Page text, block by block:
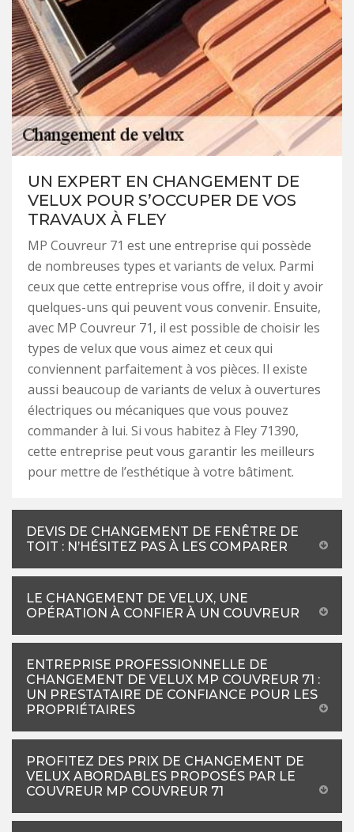
UN EXPERT EN CHANGEMENT DE
VELUX POUR S’OCCUPER DE VOS
TRAVAUX À FLEY
MP Couvreur 71 est une entreprise qui possède
de nombreuses types et variants de velux. Parmi
ceux que cette entreprise vous offre, il doit y avoir
quelques-uns qui peuvent vous convenir. Ensuite,
avec MP Couvreur 71, il est possible de choisir les
types de velux que vous aimez et ceux qui
conviennent parfaitement à vos pièces. Il existe
aussi beaucoup de variants de velux à ouvertures
électriques ou mécaniques que vous pouvez
commander à lui. Si vous habitez à Fley 71390,
cette entreprise peut vous garantir les meilleurs
pour mettre de l’esthétique à votre bâtiment.
DEVIS DE CHANGEMENT DE FENÊTRE DE
TOIT : N’HÉSITEZ PAS À LES COMPARER
LE CHANGEMENT DE VELUX, UNE
OPÉRATION À CONFIER À UN COUVREUR
ENTREPRISE PROFESSIONNELLE DE
CHANGEMENT DE VELUX MP COUVREUR 71 :
UN PRESTATAIRE DE CONFIANCE POUR LES
PROPRIÉTAIRES
PROFITEZ DES PRIX DE CHANGEMENT DE
VELUX ABORDABLES PROPOSÉS PAR LE
COUVREUR MP COUVREUR 71